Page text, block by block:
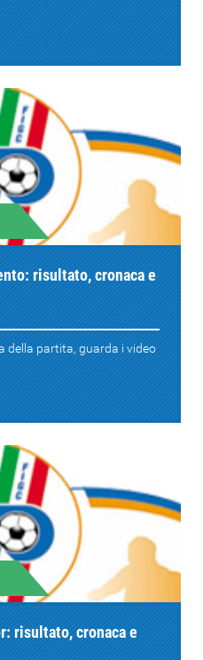
risultato, cronaca e
della partita, guarda i video
risultato, cronaca e